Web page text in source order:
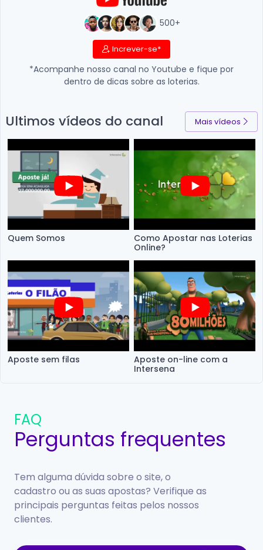
500+
Increver-se*
*Acompanhe nosso canal no Youtube e fique por
dentro de dicas sobre as loterias.
Ultimos vídeos do canal Mais vídeos
Quem Somos
Como Apostar nas Loterias
Online?
Aposte sem filas
Aposte on-line com a
Intersena
FAQ
Perguntas frequentes
Tem alguma dúvida sobre o site, o
cadastro ou as suas apostas? Verifique as
principais perguntas feitas pelos nossos
clientes.